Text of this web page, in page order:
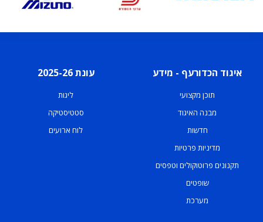
איגוד הכדורעף - מידע
תוכן מקצועי
מבנה האיגוד
חדשות
מדיניות פרטיות
תקנונים פרוטוקולים וטפסים
שופטים
מערכת
עונת 2025-26
ליגות
סטטיסטיקה
לוח ארועים